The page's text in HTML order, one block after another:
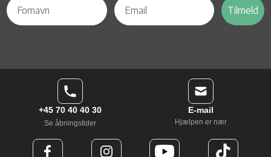
Tilmeld
+45 70 40 40 30
Se åbningstider
E-mail
Hjælpen er nær